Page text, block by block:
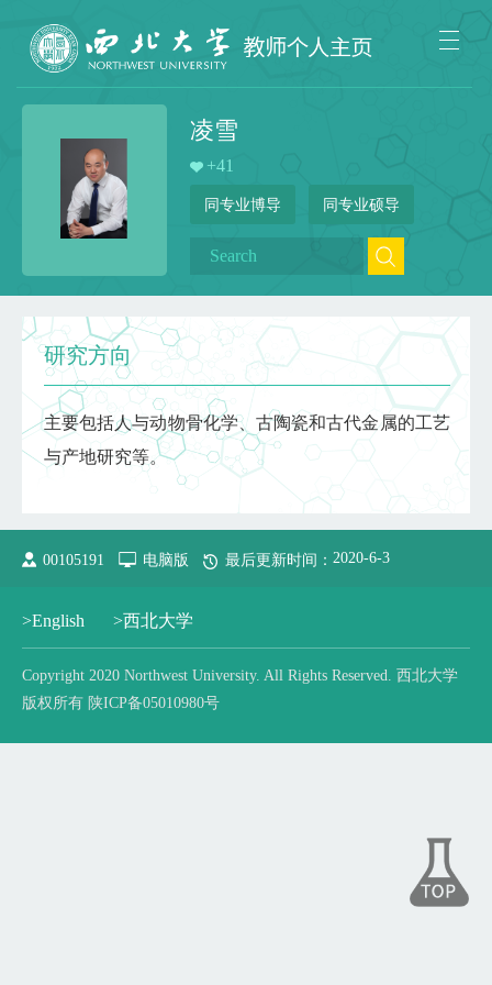
凌雪
+41
同专业博导 同专业硕导
研究方向
主要包括人与动物骨化学、古陶瓷和古代金属的工艺
与产地研究等。
00105191 电脑版 最后更新时间： 2020-6-3
>English >西北大学
Copyright 2020 Northwest University. All Rights Reserved. 西北大学
版权所有 陕ICP备05010980号